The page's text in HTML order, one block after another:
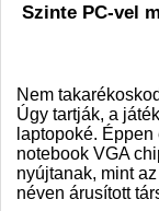
Szinte PC-vel
Nem
Úgy tartják, a
laptopoké.
notebook VGA
nyújtanak, mint
néven árusított